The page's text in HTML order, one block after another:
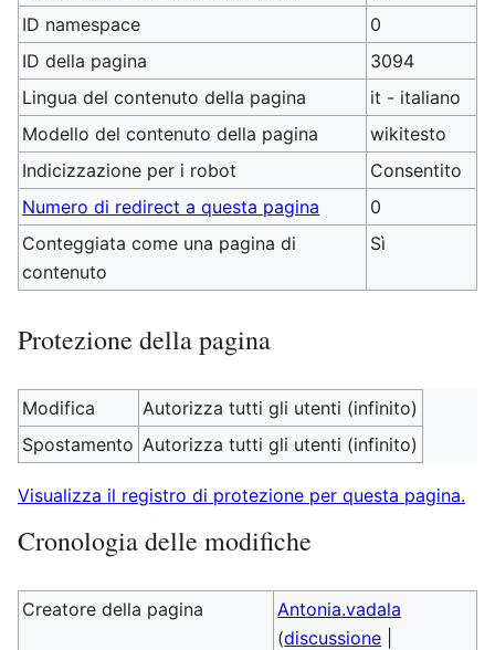
ID namespace
0
ID della pagina
3094
Lingua del contenuto della pagina
it - italiano
Modello del contenuto della pagina
wikitesto
Indicizzazione per i robot
Consentito
Numero di redirect a questa pagina
0
Conteggiata come una pagina di
contenuto
Sì
Protezione della pagina
Modifica
Autorizza tutti gli utenti (infinito)
Spostamento Autorizza tutti gli utenti (infinito)
Visualizza il registro di protezione per questa pagina.
Cronologia delle modifiche
Creatore della pagina
Antonia.vadala
(discussione